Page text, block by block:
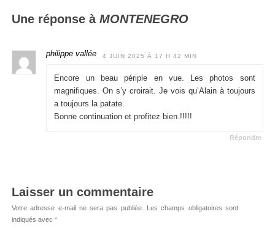
Une réponse à MONTENEGRO
philippe vallée 4 JUIN 2025 À 17 H 42 MIN
Encore un beau périple en vue. Les photos sont
magnifiques. On s’y croirait. Je vois qu’Alain à toujours
a toujours la patate.
Bonne continuation et profitez bien.!!!!!
Répondre
Laisser un commentaire
Votre adresse e-mail ne sera pas publiée.
Les champs obligatoires sont
indiqués avec *